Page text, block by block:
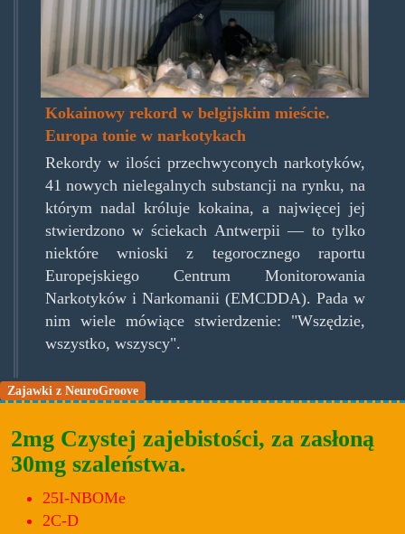
Kokainowy rekord w belgijskim mieście.
Europa tonie w narkotykach
Rekordy w ilości przechwyconych narkotyków,
41 nowych nielegalnych substancji na rynku, na
którym nadal króluje kokaina, a najwięcej jej
stwierdzono w ściekach Antwerpii — to tylko
niektóre wnioski z tegorocznego raportu
Europejskiego Centrum Monitorowania
Narkotyków i Narkomanii (EMCDDA). Pada w
nim wiele mówiące stwierdzenie: "Wszędzie,
wszystko, wszyscy".
Zajawki z NeuroGroove
2mg Czystej zajebistości, za zasłoną
30mg szaleństwa.
25I-NBOMe
2C-D